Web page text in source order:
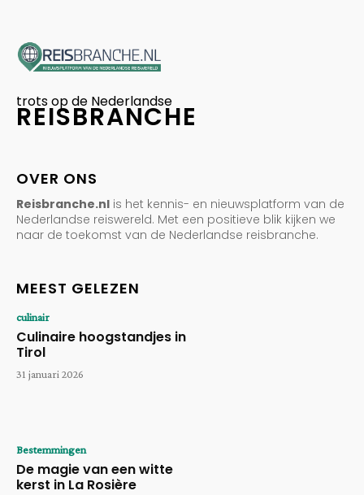
trots op de Nederlandse
REISBRANCHE
OVER ONS
Reisbranche.nl is het kennis- en nieuwsplatform van de
Nederlandse reiswereld. Met een positieve blik kijken we
naar de toekomst van de Nederlandse reisbranche.
MEEST GELEZEN
culinair
Culinaire hoogstandjes in
Tirol
31 januari 2026
Bestemmingen
De magie van een witte
kerst in La Rosière